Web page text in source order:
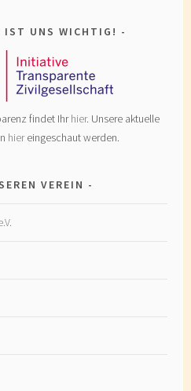
IST UNS WICHTIG!
findet Ihrhier. Unsere aktuelle
hiereingeschaut werden.
VEREIN